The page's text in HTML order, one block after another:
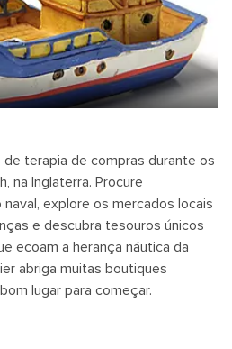
terapia de compras durante os
na Inglaterra. Procure
explore os mercados locais
e descubra tesouros únicos
ecoam a herança náutica da
abriga muitas boutiques
lugar para começar.